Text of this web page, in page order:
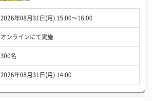
2026年08月31日(月) 15:00〜16:00
オンラインにて実施
300名
2026年08月31日(月) 14:00